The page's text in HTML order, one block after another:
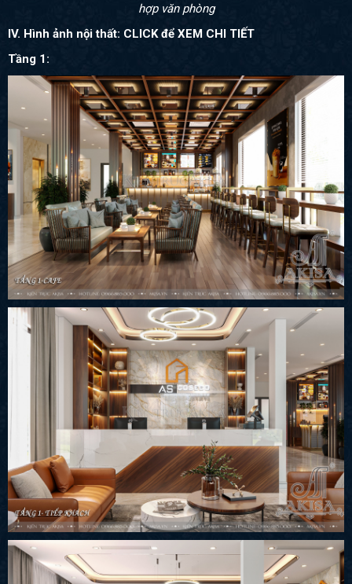
hợp văn phòng
IV. Hình ảnh nội thất: CLICK để XEM CHI TIẾT
Tầng 1: